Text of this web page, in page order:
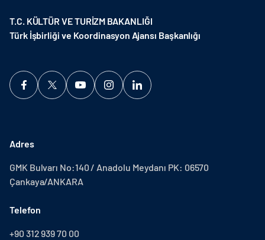
T.C. KÜLTÜR VE TURİZM BAKANLIĞI
Türk İşbirliği ve Koordinasyon Ajansı Başkanlığı
Adres
GMK Bulvarı No:140 / Anadolu Meydanı PK: 06570
Çankaya/ANKARA
Telefon
+90 312 939 70 00